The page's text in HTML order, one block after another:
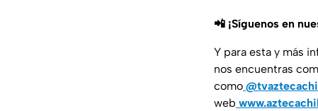
📲 ¡Síguenos en
Y para esta y más
nos encuentras
como
web